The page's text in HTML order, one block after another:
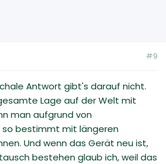
#9
Antwort gibt's darauf nicht.
Lage auf der Welt mit
man aufgrund von
bestimmt mit längeren
Und wenn das Gerät neu ist,
bestehen glaub ich, weil das